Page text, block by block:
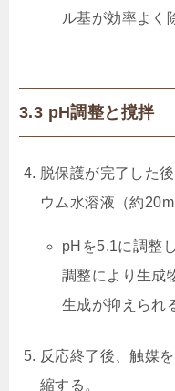
ル基が効率よく
3.3 pH調整と撹拌
脱保護が完了した
ウム水溶液（約
pHを5.1に調整
調整により生成
生成が抑えられ
反応終了後、触媒
縮する。